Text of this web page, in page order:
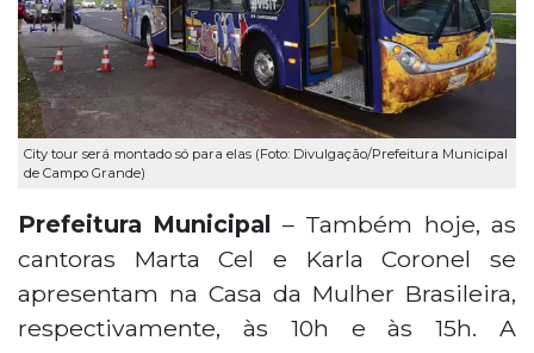
City tour será montado só para elas (Foto: Divulgação/Prefeitura Municipal
de Campo Grande)
Prefeitura Municipal – Também hoje, as
cantoras Marta Cel e Karla Coronel se
apresentam na Casa da Mulher Brasileira,
respectivamente, às 10h e às 15h. A